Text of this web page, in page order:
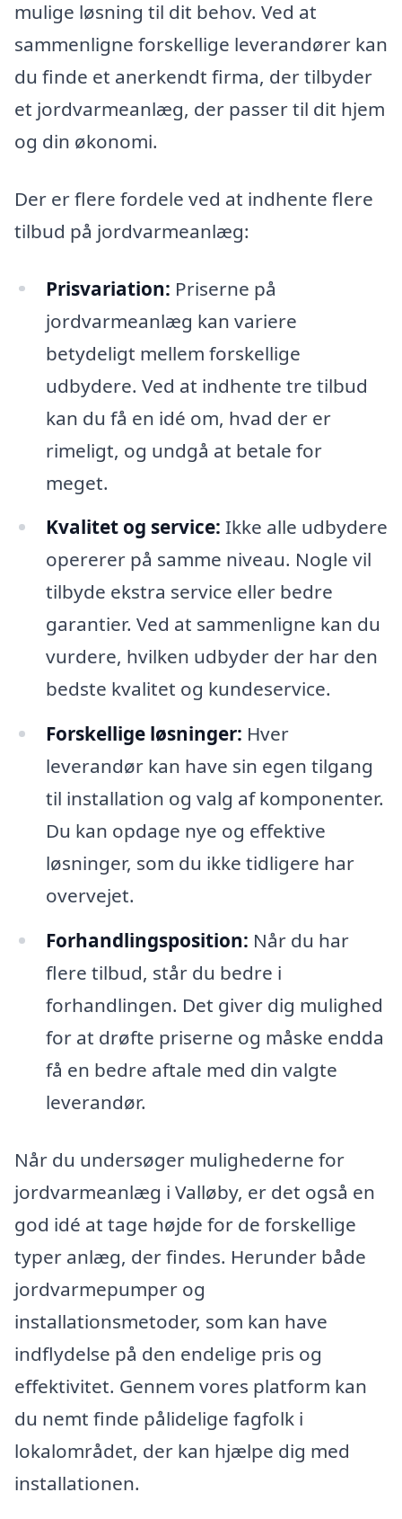
mulige løsning til dit behov. Ved at
sammenligne forskellige leverandører kan
du finde et anerkendt firma, der tilbyder
et jordvarmeanlæg, der passer til dit hjem
og din økonomi.
Der er flere fordele ved at indhente flere
tilbud på jordvarmeanlæg:
Prisvariation: Priserne på
jordvarmeanlæg kan variere
betydeligt mellem forskellige
udbydere. Ved at indhente tre tilbud
kan du få en idé om, hvad der er
rimeligt, og undgå at betale for
meget.
Kvalitet og service: Ikke alle udbydere
opererer på samme niveau. Nogle vil
tilbyde ekstra service eller bedre
garantier. Ved at sammenligne kan du
vurdere, hvilken udbyder der har den
bedste kvalitet og kundeservice.
Forskellige løsninger: Hver
leverandør kan have sin egen tilgang
til installation og valg af komponenter.
Du kan opdage nye og effektive
løsninger, som du ikke tidligere har
overvejet.
Forhandlingsposition: Når du har
flere tilbud, står du bedre i
forhandlingen. Det giver dig mulighed
for at drøfte priserne og måske endda
få en bedre aftale med din valgte
leverandør.
Når du undersøger mulighederne for
jordvarmeanlæg i Valløby, er det også en
god idé at tage højde for de forskellige
typer anlæg, der findes. Herunder både
jordvarmepumper og
installationsmetoder, som kan have
indflydelse på den endelige pris og
effektivitet. Gennem vores platform kan
du nemt finde pålidelige fagfolk i
lokalområdet, der kan hjælpe dig med
installationen.